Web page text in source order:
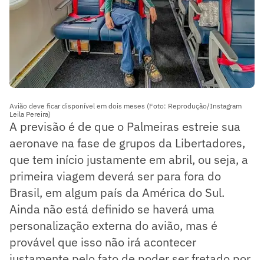
Avião deve ficar disponível em dois meses (Foto: Reprodução/Instagram
Leila Pereira)
A previsão é de que o Palmeiras estreie sua
aeronave na fase de grupos da Libertadores,
que tem início justamente em abril, ou seja, a
primeira viagem deverá ser para fora do
Brasil, em algum país da América do Sul.
Ainda não está definido se haverá uma
personalização externa do avião, mas é
provável que isso não irá acontecer